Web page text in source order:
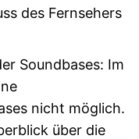
des Fernsehers
Soundbases: Im
nicht möglich.
über die